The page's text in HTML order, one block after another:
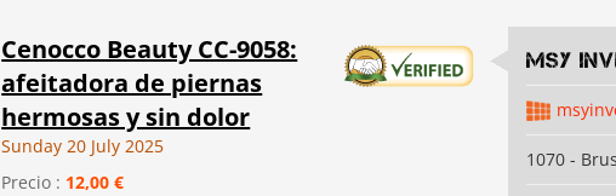
Cenocco Beauty CC-9058:
afeitadora de piernas
hermosas y sin dolor
Sunday 20 July 2025
Precio : 12,00 €
MSY
1070 -